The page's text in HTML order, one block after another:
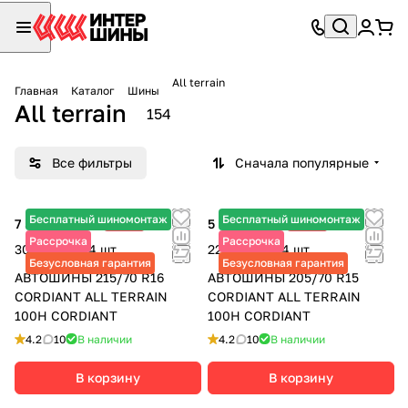
Главная Каталог Шины
All terrain
All terrain 154
Все фильтры Сначала популярные
Бесплатный шиномонтаж
Рассрочка
Безусловная гарантия
7 545 ₽10 060 ₽ -25%
30 180 ₽ за 4 шт.
АВТОШИНЫ 215/70 R16
CORDIANT ALL TERRAIN
100H CORDIANT
4.2 10 В наличии
В корзину
Бесплатный шиномонтаж
Рассрочка
Безусловная гарантия
5 715 ₽7 620 ₽ -25%
22 860 ₽ за 4 шт.
АВТОШИНЫ 205/70 R15
CORDIANT ALL TERRAIN
100H CORDIANT
4.2 10 В наличии
В корзину